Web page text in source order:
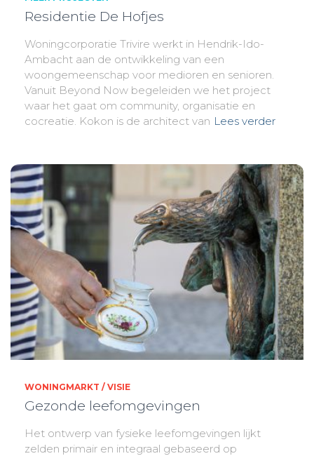
Residentie De Hofjes
Woningcorporatie Trivire werkt in Hendrik-Ido-
Ambacht aan de ontwikkeling van een
woongemeenschap voor medioren en senioren.
Vanuit Beyond Now begeleiden we het project
waar het gaat om community, organisatie en
cocreatie. Kokon is de architect van Lees verder
WONINGMARKT / VISIE
Gezonde leefomgevingen
Het ontwerp van fysieke leefomgevingen lijkt
zelden primair en integraal gebaseerd op